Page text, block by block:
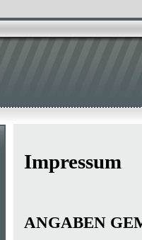
Impressum
ANGABEN